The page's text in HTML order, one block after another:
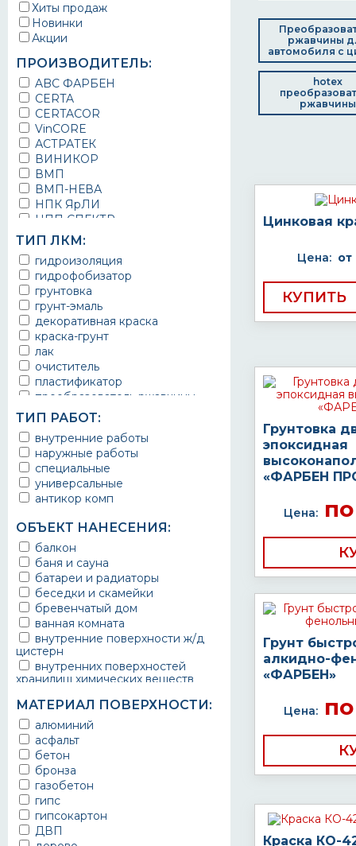
Хиты продаж
Новинки
Акции
ПРОИЗВОДИТЕЛЬ:
ABC ФАРБЕН
CERTA
CERTACOR
VinCORE
АСТРАТЕК
ВИНИКОР
ВМП
ВМП-НЕВА
НПК ЯрЛИ
НПП СПЕКТР
НПФ ЭМАЛЬ
ТЕРМА
УРЕПЛЕН
ТИП ЛКМ:
гидроизоляция
гидрофобизатор
грунтовка
грунт-эмаль
декоративная краска
краска-грунт
лак
очиститель
пластификатор
преобразователь ржавчины
эмаль
Краска
Покрытие
грунт эмаль
защитное покрытие
ТИП РАБОТ:
внутренние работы
наружные работы
специальные
универсальные
антикор комп
ОБЪЕКТ НАНЕСЕНИЯ:
балкон
баня и сауна
батареи и радиаторы
беседки и скамейки
бревенчатый дом
ванная комната
внутренние поверхности ж/д
цистерн
внутренних поверхностей
хранилищ химических веществ
ворота
выхлопные системы
автомобилей
газопроводы
гараж
гидротехнические сооружения
городской транспорт
грузовые вагоны
двери металлические
детали двигателей
МАТЕРИАЛ ПОВЕРХНОСТИ:
алюминий
асфальт
бетон
бронза
газобетон
гипс
гипсокартон
ДВП
ржавчины
автомобиля с
hotex
ржавчины
Цинковая
Цена: от
КУПИТЬ
Грунтовка
эпоксидная
«ФАРБЕН
Цена:по
Грунт
алкидно-
«ФАРБЕН»
Цена:по
Краска КО-